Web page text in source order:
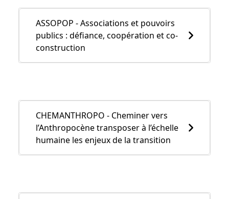
ASSOPOP - Associations et pouvoirs
publics : défiance, coopération et co-
construction
CHEMANTHROPO - Cheminer vers
l’Anthropocène transposer à l’échelle
humaine les enjeux de la transition